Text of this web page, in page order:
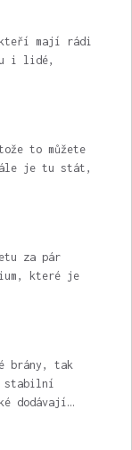
kteří mají rádi
i lidé,
to můžete
je tu stát,
za pár
které je
brány, tak
stabilní
dodávají…